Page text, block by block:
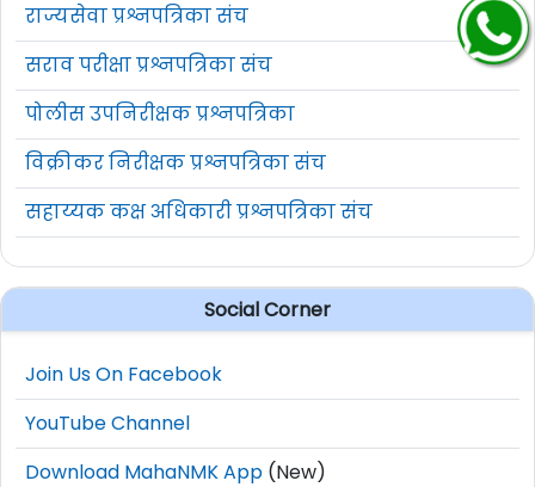
राज्यसेवा प्रश्नपत्रिका संच
सराव परीक्षा प्रश्नपत्रिका संच
पोलीस उपनिरीक्षक प्रश्नपत्रिका
विक्रीकर निरीक्षक प्रश्नपत्रिका संच
सहाय्यक कक्ष अधिकारी प्रश्नपत्रिका संच
Social Corner
Join Us On Facebook
YouTube Channel
Download MahaNMK App (New)